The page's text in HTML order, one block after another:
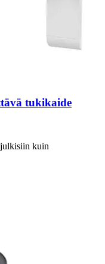
tukikaide
kuin